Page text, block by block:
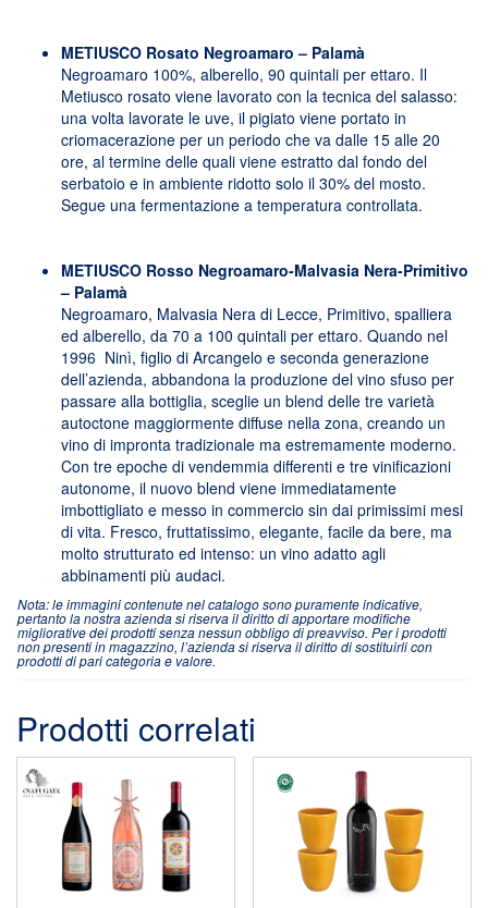
METIUSCO Rosato Negroamaro – Palamà
Negroamaro 100%, alberello, 90 quintali per ettaro. Il
Metiusco rosato viene lavorato con la tecnica del salasso:
una volta lavorate le uve, il pigiato viene portato in
criomacerazione per un periodo che va dalle 15 alle 20
ore, al termine delle quali viene estratto dal fondo del
serbatoio e in ambiente ridotto solo il 30% del mosto.
Segue una fermentazione a temperatura controllata.
METIUSCO Rosso Negroamaro-Malvasia Nera-Primitivo
– Palamà
Negroamaro, Malvasia Nera di Lecce, Primitivo, spalliera
ed alberello, da 70 a 100 quintali per ettaro. Quando nel
1996 Ninì, figlio di Arcangelo e seconda generazione
dell’azienda, abbandona la produzione del vino sfuso per
passare alla bottiglia, sceglie un blend delle tre varietà
autoctone maggiormente diffuse nella zona, creando un
vino di impronta tradizionale ma estremamente moderno.
Con tre epoche di vendemmia differenti e tre vinificazioni
autonome, il nuovo blend viene immediatamente
imbottigliato e messo in commercio sin dai primissimi mesi
di vita. Fresco, fruttatissimo, elegante, facile da bere, ma
molto strutturato ed intenso: un vino adatto agli
abbinamenti più audaci.
Nota: le immagini contenute nel catalogo sono puramente indicative,
pertanto la nostra azienda si riserva il diritto di apportare modifiche
migliorative dei prodotti senza nessun obbligo di preavviso. Per i prodotti
non presenti in magazzino, l’azienda si riserva il diritto di sostituirli con
prodotti di pari categoria e valore.
Prodotti correlati